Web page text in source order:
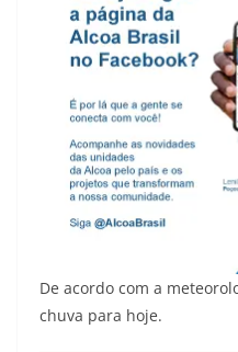
De acordo com a
chuva para hoje.